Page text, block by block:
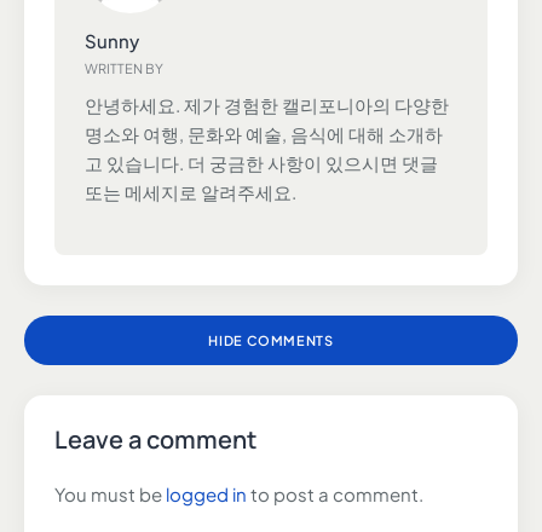
WRITTEN BY
Sunny
안녕하세요. 제가 경험한 캘리포니아의 다양한
명소와 여행, 문화와 예술, 음식에 대해 소개하
고 있습니다. 더 궁금한 사항이 있으시면 댓글
또는 메세지로 알려주세요.
HIDE COMMENTS
Leave a comment
You must be logged in to post a comment.